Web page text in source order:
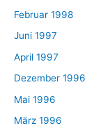
Februar 1998
Juni 1997
April 1997
Dezember 1996
Mai 1996
März 1996